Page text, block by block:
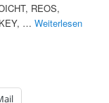
REOS,
…Weiterlesen